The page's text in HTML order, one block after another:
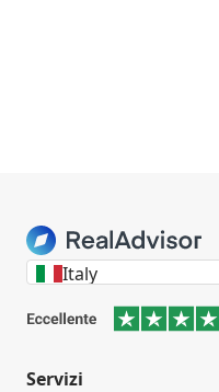
Italy
Servizi